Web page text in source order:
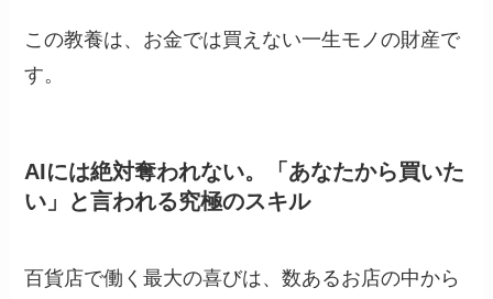
この教養は、お金では買えない一生モノの財産で
す。
AIには絶対奪われない。「あなたから買いた
い」と言われる究極のスキル
百貨店で働く最大の喜びは、数あるお店の中から